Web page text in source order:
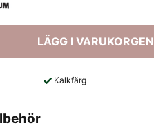
LÄGG I VARUKORGEN
Kalkfärg